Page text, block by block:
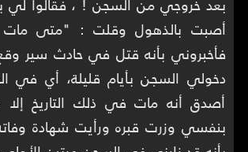
أصبت بالذهول وقلت : "متى
فأخبروني بأنه قتل في حادث سير
أصدق أنه مات في ذلك التاريخ
بنفسي وزرت قبره ورأيت شهادة